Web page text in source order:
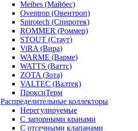
Meibes (Майбес)
Oventrop (Овентроп)
Spirotech (Спиротек)
ROMMER (Роммер)
STOUT (Стаут)
ViRA (Вира)
WARME (Варме)
WATTS (Ваттс)
ZOTA (Зота)
VALTEC (Валтек)
ПроксиТерм
Распределительные коллекторы
Нерегулируемые
С запорными кранами
С отсечными клапанами